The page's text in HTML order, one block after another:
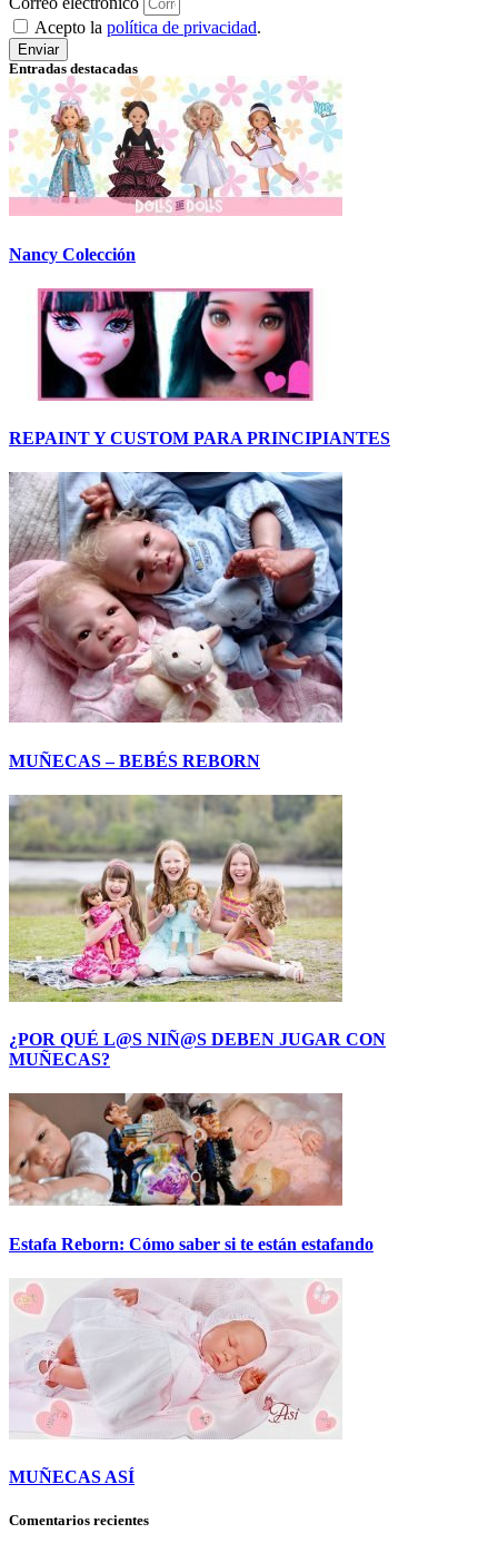
Acepto la política de privacidad.
Enviar
Entradas destacadas
Nancy Colección
REPAINT Y CUSTOM PARA PRINCIPIANTES
MUÑECAS – BEBÉS REBORN
¿POR QUÉ L@S NIÑ@S DEBEN JUGAR CON
MUÑECAS?
Estafa Reborn: Cómo saber si te están estafando
MUÑECAS ASÍ
Comentarios recientes